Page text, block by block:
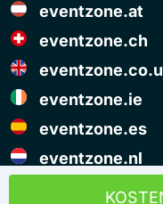
eventzone.at
eventzone.ch
eventzone.ie
eventzone.es
eventzone.nl
© Copyright